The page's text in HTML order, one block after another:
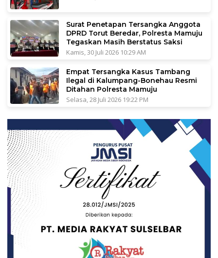
Surat Penetapan Tersangka Anggota
DPRD Torut Beredar, Polresta Mamuju
Tegaskan Masih Berstatus Saksi
Kamis, 30 Juli 2026 10:29 AM
Empat Tersangka Kasus Tambang
Ilegal di Kalumpang-Bonehau Resmi
Ditahan Polresta Mamuju
Selasa, 28 Juli 2026 19:22 PM